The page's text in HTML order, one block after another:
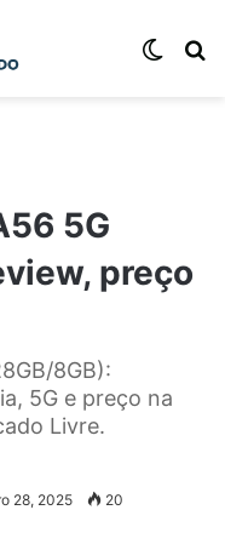
5G
preço
8GB):
5G e preço na
Livre.
28, 2025 20